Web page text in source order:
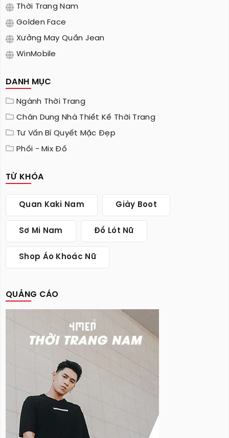
Thời Trang Nam
Golden Face
Xưởng May Quần Jean
WinMobile
DANH MỤC
Ngành Thời Trang
Chân Dung Nhà Thiết Kế Thời Trang
Tư Vấn Bí Quyết Mặc Đẹp
Phối - Mix Đồ
TỪ KHÓA
Quan Kaki Nam Giày Boot
Sơ Mi Nam Đồ Lót Nữ
Shop Áo Khoác Nữ
QUẢNG CÁO